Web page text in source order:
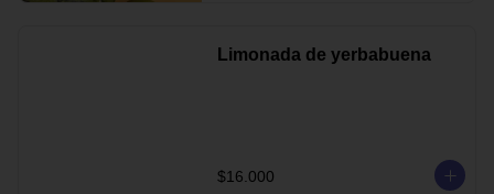
Limonada de yerbabuena
$16.000